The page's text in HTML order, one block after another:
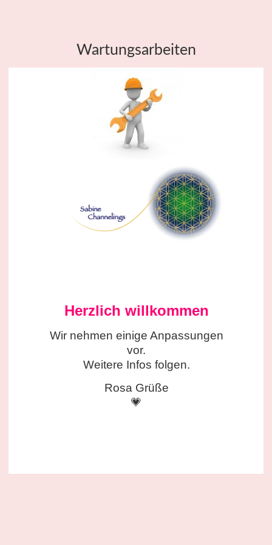
Wartungsarbeiten
Herzlich willkommen
Wir nehmen einige Anpassungen
vor.
Weitere Infos folgen.
Rosa Grüße
💗